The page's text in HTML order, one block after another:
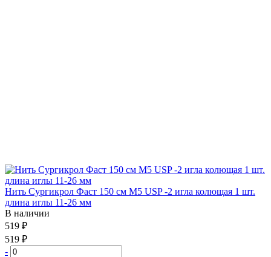
Нить Сургикрол Фаст 150 см М5 USP -2 игла колющая 1 шт.
длина иглы 11-26 мм
В наличии
519 ₽
519 ₽
-